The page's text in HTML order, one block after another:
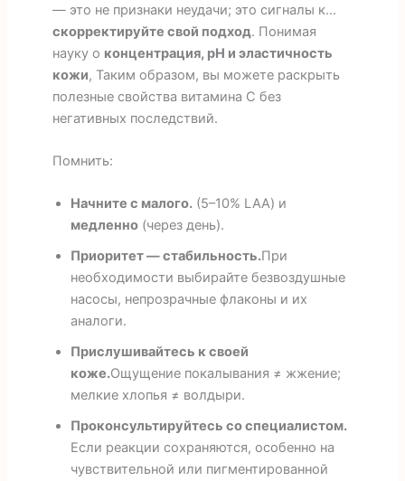
— это не признаки неудачи; это сигналы к...
скорректируйте свой подход. Понимая
науку о концентрация, pH и эластичность
кожи, Таким образом, вы можете раскрыть
полезные свойства витамина С без
негативных последствий.
Помнить:
Начните с малого.(5–10% LAA) и
медленно(через день).
Приоритет — стабильность.При
необходимости выбирайте безвоздушные
насосы, непрозрачные флаконы и их
аналоги.
Прислушивайтесь к своей
коже.Ощущение покалывания ≠ жжение;
мелкие хлопья ≠ волдыри.
Проконсультируйтесь со специалистом.
Если реакции сохраняются, особенно на
чувствительной или пигментированной